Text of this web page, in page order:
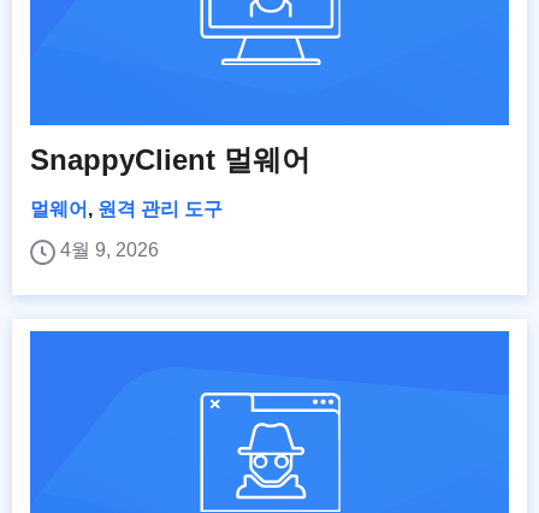
SnappyClient 멀웨어
멀웨어 , 원격 관리 도구
4월 9, 2026